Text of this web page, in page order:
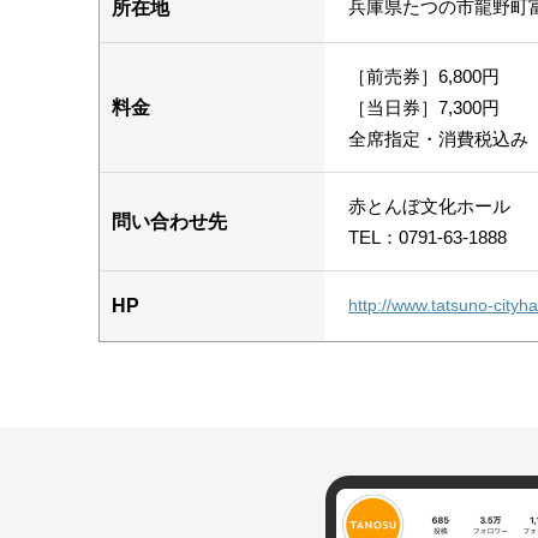
所在地 兵庫県たつの市龍野町
料金
［前売券］6,800円
［当日券］7,300円
全席指定・消費税込み
問い合わせ先
赤とんぼ文化ホール
TEL：0791-63-1888
HP http://www.tatsuno-